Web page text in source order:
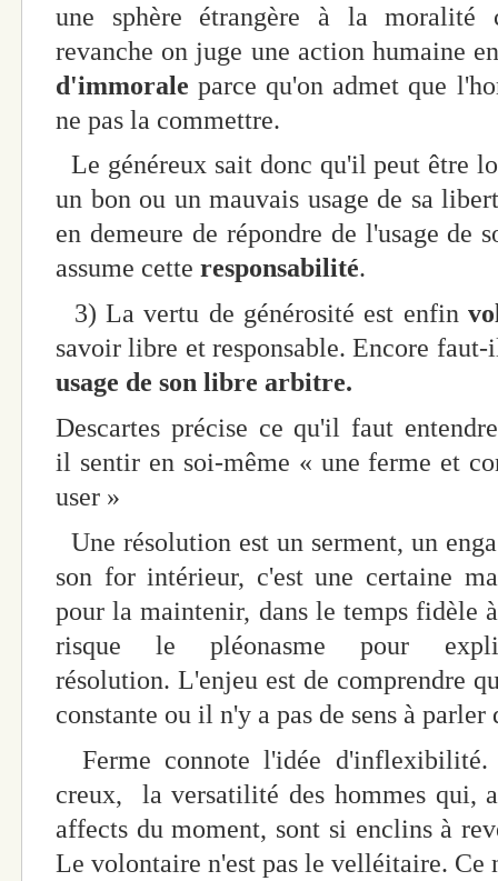
une sphère étrangère à la moralité
revanche on juge une action humaine
d'immorale parce qu'on admet que
ne pas la commettre.
Le généreux sait donc qu'il peut être
un bon ou un mauvais usage de sa
en demeure de répondre de l'usage de
assume cette responsabilité.
3) La vertu de générosité est enfin
savoir libre et responsable. Encore
usage de son libre arbitre.
Descartes précise ce qu'il faut
il sentir en soi-même « une ferme et
user »
Une résolution est un serment, un
son for intérieur, c'est une certaine
pour la maintenir, dans le temps fidèle
risque le pléonasme pour
résolution. L'enjeu est de comprendre
constante ou il n'y a pas de sens à parler
Ferme connote l'idée d'inflexibilité.
creux, la versatilité des hommes qui,
affects du moment, sont si enclins à
Le volontaire n'est pas le velléitaire. Ce